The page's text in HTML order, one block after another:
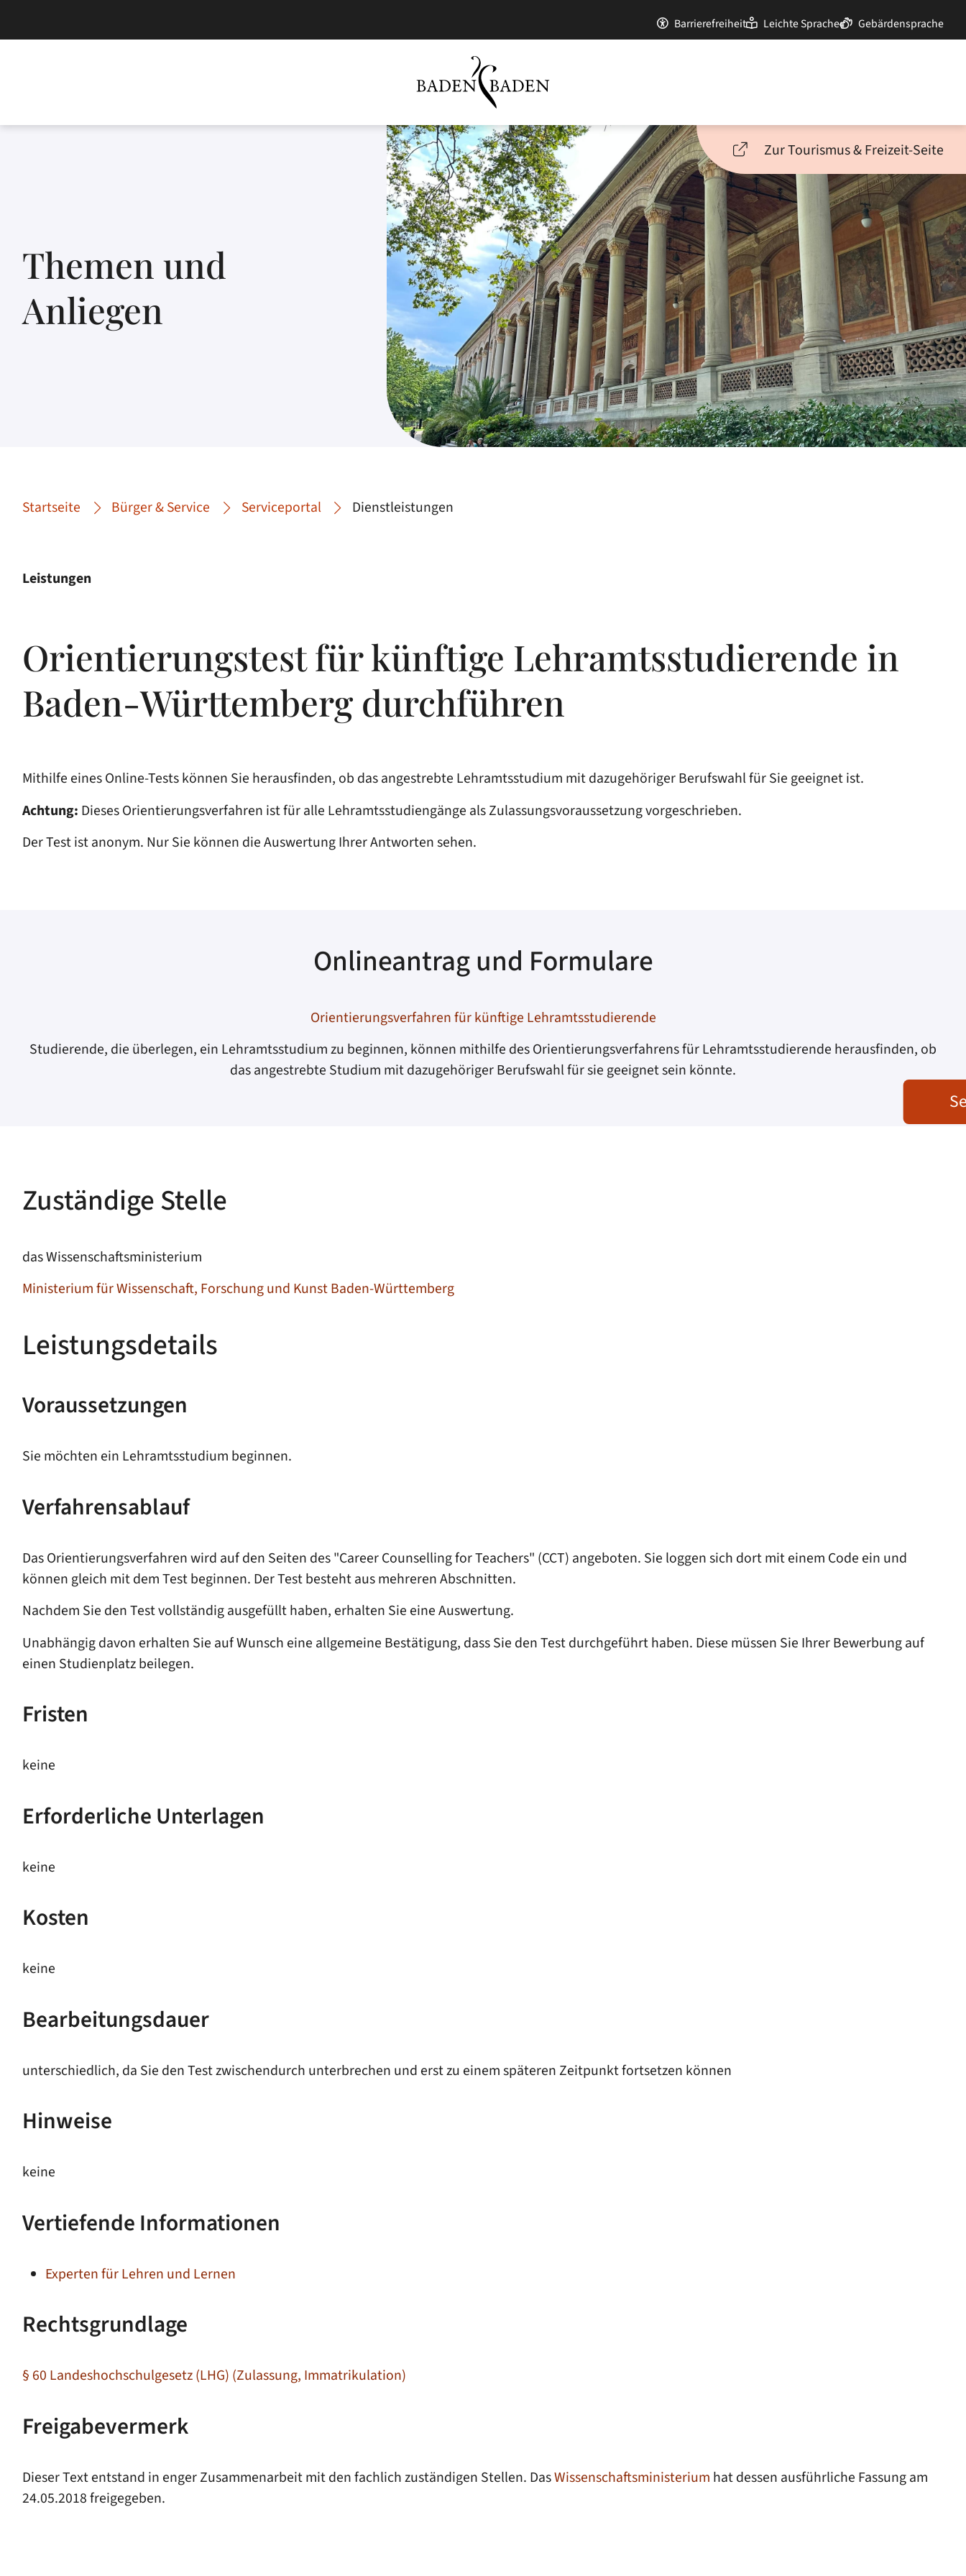
Barrierefreiheit Leichte Sprache Gebärdensprache
Zur Tourismus & Freizeit-Seite
Themen und
Anliegen
Startseite Bürger & Service Serviceportal Dienstleistungen
Leistungen
Orientierungstest für künftige Lehramtsstudierende in
Baden-Württemberg durchführen
Mithilfe eines Online-Tests können Sie herausfinden, ob das angestrebte Lehramtsstudium mit dazugehöriger Berufswahl für Sie geeignet ist.
Achtung: Dieses Orientierungsverfahren ist für alle Lehramtsstudiengänge als Zulassungsvoraussetzung vorgeschrieben.
Der Test ist anonym. Nur Sie können die Auswertung Ihrer Antworten sehen.
Onlineantrag und Formulare
Orientierungsverfahren für künftige Lehramtsstudierende
Studierende, die überlegen, ein Lehramtsstudium zu beginnen, können mithilfe des Orientierungsverfahrens für Lehramtsstudierende herausfinden, ob
das angestrebte Studium mit dazugehöriger Berufswahl für sie geeignet sein könnte.
Zuständige Stelle
das Wissenschaftsministerium
Ministerium für Wissenschaft, Forschung und Kunst Baden-Württemberg
Leistungsdetails
Voraussetzungen
Sie möchten ein Lehramtsstudium beginnen.
Verfahrensablauf
Das Orientierungsverfahren wird auf den Seiten des "Career Counselling for Teachers" (CCT) angeboten. Sie loggen sich dort mit einem Code ein und
können gleich mit dem Test beginnen. Der Test besteht aus mehreren Abschnitten.
Nachdem Sie den Test vollständig ausgefüllt haben, erhalten Sie eine Auswertung.
Unabhängig davon erhalten Sie auf Wunsch eine allgemeine Bestätigung, dass Sie den Test durchgeführt haben. Diese müssen Sie Ihrer Bewerbung auf
einen Studienplatz beilegen.
Fristen
keine
Erforderliche Unterlagen
keine
Kosten
keine
Bearbeitungsdauer
unterschiedlich, da Sie den Test zwischendurch unterbrechen und erst zu einem späteren Zeitpunkt fortsetzen können
Hinweise
keine
Vertiefende Informationen
Experten für Lehren und Lernen
Rechtsgrundlage
§ 60 Landeshochschulgesetz (LHG) (Zulassung, Immatrikulation)
Freigabevermerk
Dieser Text entstand in enger Zusammenarbeit mit den fachlich zuständigen Stellen. DasWissenschaftsministerium hat dessen ausführliche Fassung am
24.05.2018 freigegeben.